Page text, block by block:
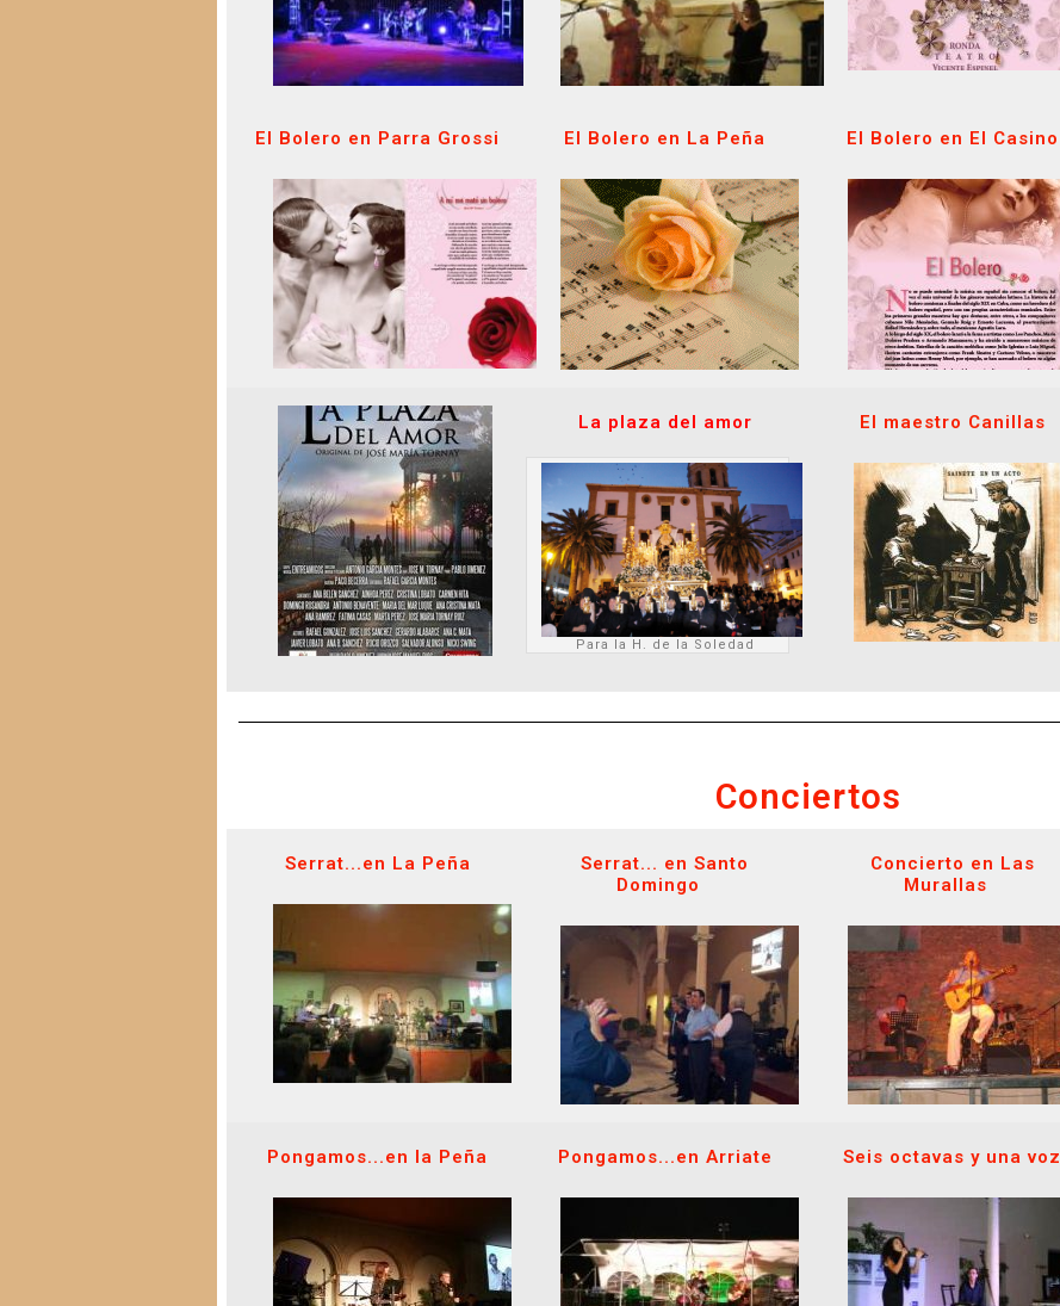
El Bolero en Parra Grossi El Bolero en La Peña El Bolero en El Casino
La plaza del amor
Para la H. de la Soledad
El maestro Canillas
Conciertos
Serrat...en La Peña
Serrat... en Santo
Domingo
Concierto en Las
Murallas
Pongamos...en la Peña Pongamos...en Arriate Seis octavas y una voz